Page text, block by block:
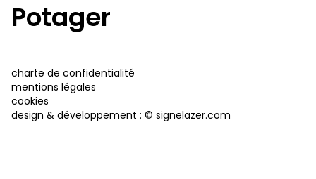
Potager
charte de confidentialité
mentions légales
cookies
design & développement : © signelazer.com